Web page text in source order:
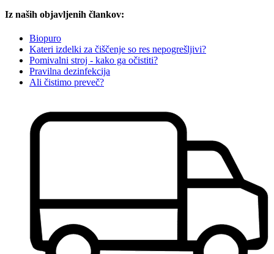
Iz naših objavljenih člankov:
Biopuro
Kateri izdelki za čiščenje so res nepogrešljivi?
Pomivalni stroj - kako ga očistiti?
Pravilna dezinfekcija
Ali čistimo preveč?